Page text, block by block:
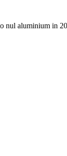
nul aluminium in